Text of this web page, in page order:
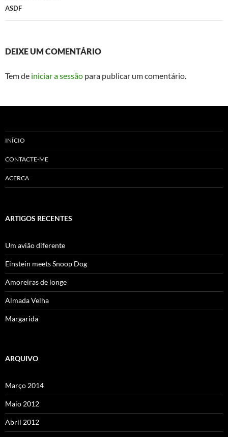
ASDF
DEIXE UM COMENTÁRIO
Tem de iniciar a sessão para publicar um comentário.
INÍCIO
CONTACTE-ME
ACERCA
ARTIGOS RECENTES
Um avião diferente
Einstein meets Snoop Dog
Amoreiras de longe
Almada Velha
Margarida
ARQUIVO
Março 2014
Maio 2012
Abril 2012